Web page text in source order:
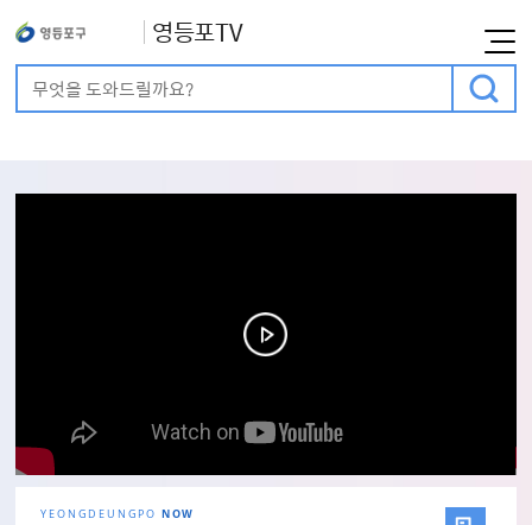
영등포TV
통합검색검색어 입력
메인비주얼
YEONGDEUNGPO NOW